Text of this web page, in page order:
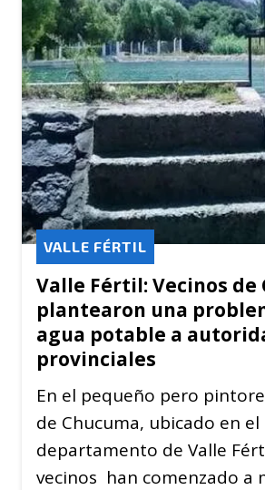
Valle Fértil: Vecinos de
plantearon una
agua potable a
provinciales
VALLE FÉRTIL
En el pequeño pero
de Chucuma, ubicado en el
departamento de Valle
vecinos han comenzado a